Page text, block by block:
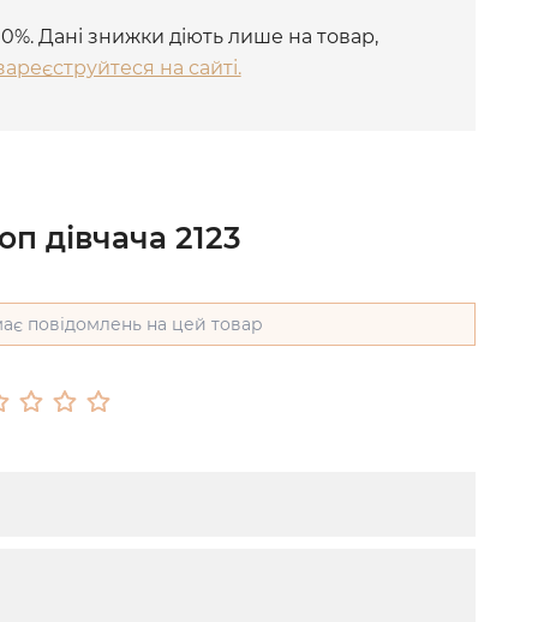
Дані знижки діють лише на товар,
на сайті.
дівчача 2123
повідомлень на цей товар